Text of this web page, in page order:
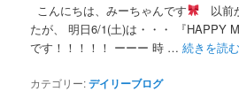
こんにちは、みーちゃんです
以前
たが、 明日6/1(土)は・・・ 『HAPPY
です！！！！！ ーーー 時 …続きを読む
カテゴリー:デイリーブログ